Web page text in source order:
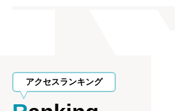
アクセスランキング